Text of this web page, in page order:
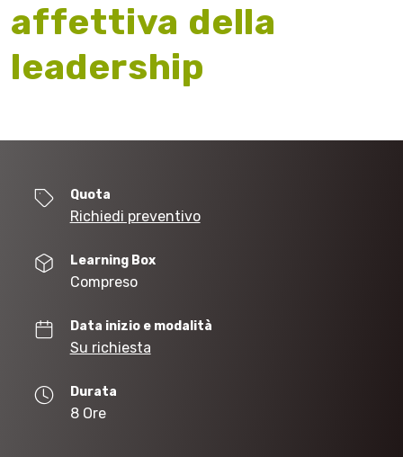
affettiva della
leadership
Quota
Richiedi preventivo
Learning Box
Compreso
Data inizio e modalità
Su richiesta
Durata
8 Ore